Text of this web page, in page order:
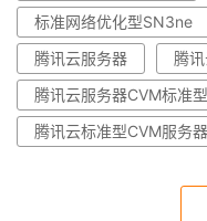
标准网络优化型SN3ne
腾讯云服务器
腾
腾讯云服务器CVM标准型
腾讯云标准型CVM服务器